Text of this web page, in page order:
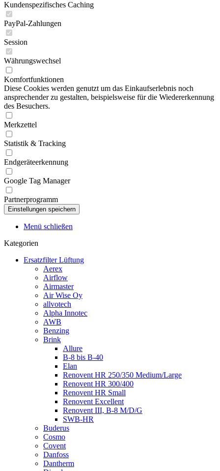
Kundenspezifisches Caching
PayPal-Zahlungen
Session
Währungswechsel
Komfortfunktionen
Diese Cookies werden genutzt um das Einkaufserlebnis noch
ansprechender zu gestalten, beispielsweise für die Wiedererkennung
des Besuchers.
Merkzettel
Statistik & Tracking
Endgeräteerkennung
Google Tag Manager
Partnerprogramm
Menü schließen
Kategorien
Ersatzfilter Lüftung
Aerex
Airflow
Airmaster
Air Wise Oy
allvotech
Alpha Innotec
AWB
Benzing
Brink
Allure
B-8 bis B-40
Elan
Renovent HR 250/350 Medium/Large
Renovent HR 300/400
Renovent HR Small
Renovent Excellent
Renovent III, B-8 M/D/G
SWB-HR
Buderus
Cosmo
Covent
Danfoss
Dantherm